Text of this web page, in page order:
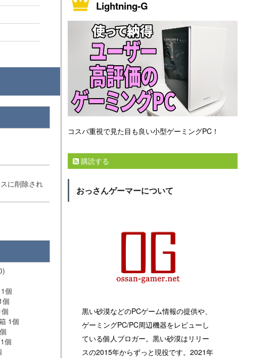
に削除され
個
個
1個
個
Lightning-G
コスパ重視で見た目も良い小型ゲーミングPC！
購読する
おっさんゲーマーについて
黒い砂漠などのPCゲーム情報の提供や、
ゲーミングPC/PC周辺機器をレビューし
ている個人ブロガー。黒い砂漠はリリー
スの2015年からずっと現役です。2021年